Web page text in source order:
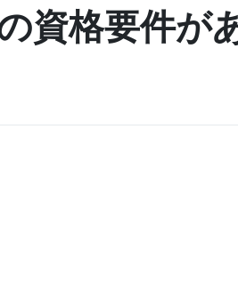
アワード ↗︎
成功ストーリー
資格要件が